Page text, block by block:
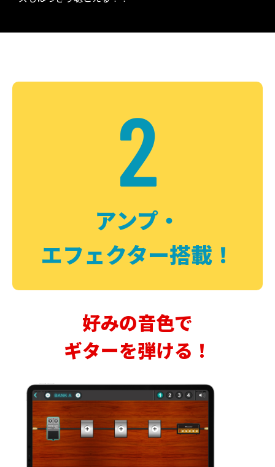
2
アンプ・
エフェクター搭載！
好みの音色で
ギターを弾ける！